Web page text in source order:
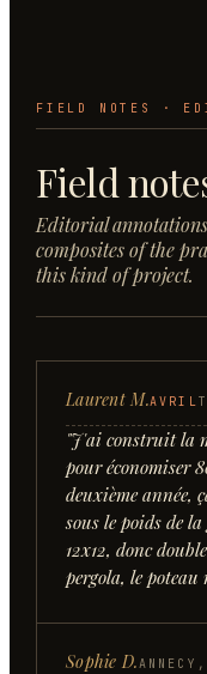
FIELD NOTES ·
Field
Editorial
composites of the
this kind of project.
Laurent M.AVRIL
"J'ai construit la
pour économiser
deuxième année,
sous le poids de
12x12, donc
pergola, le
Sophie D.